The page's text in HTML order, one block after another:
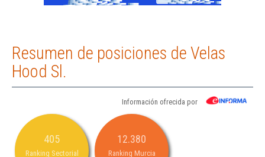
Resumen de posiciones de Velas
Hood Sl.
Información ofrecida por
405
Ranking Sectorial
12.380
Ranking Murcia